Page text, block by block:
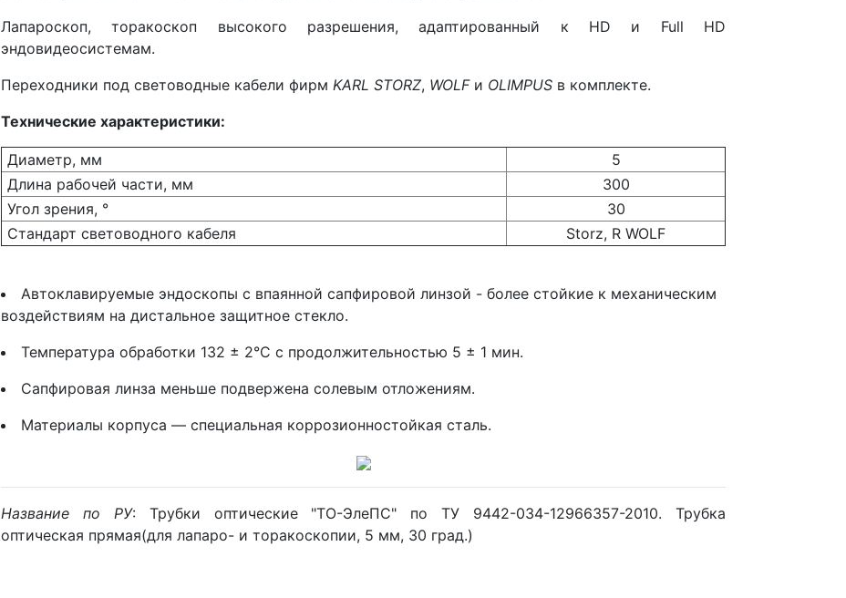
Лапароскоп, торакоскоп высокого разрешения, адаптированный к HD и Full HD
эндовидеосистемам.
Переходники под световодные кабели фирм KARL STORZ, WOLFи OLIMPUS в комплекте.
Технические характеристики:
Диаметр, мм
5
Длина рабочей части, мм
300
Угол зрения, °
30
Стандарт световодного кабеля
Storz, R WOLF
Автоклавируемые эндоскопы с впаянной сапфировой линзой - более стойкие к механическим
воздействиям на дистальное защитное стекло.
Температура обработки 132 ± 2°С с продолжительностью 5 ± 1 мин.
Сапфировая линза меньше подвержена солевым отложениям.
Материалы корпуса — специальная коррозионностойкая сталь.
Название по РУ: Трубки оптические "ТО-ЭлеПС" по ТУ 9442-034-12966357-2010. Трубка
оптическая прямая(для лапаро- и торакоскопии, 5 мм, 30 град.)